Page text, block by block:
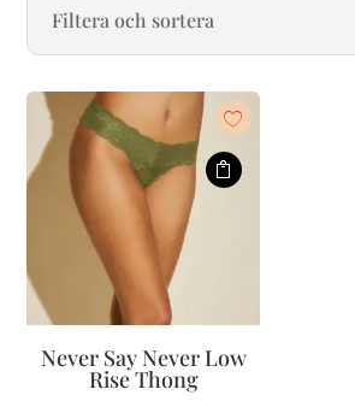
Filtera och sortera
Never Say Never Low
Rise Thong